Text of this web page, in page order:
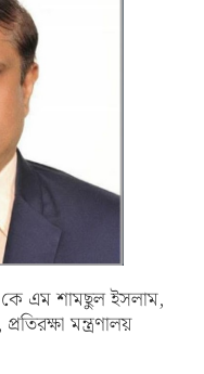
এম শামছুল ইসলাম,
মন্ত্রণালয়